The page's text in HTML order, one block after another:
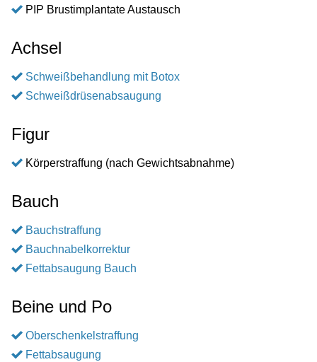
PIP Brustimplantate Austausch
Achsel
Schweißbehandlung mit Botox
Schweißdrüsenabsaugung
Figur
Körperstraffung (nach Gewichtsabnahme)
Bauch
Bauchstraffung
Bauchnabelkorrektur
Fettabsaugung Bauch
Beine und Po
Oberschenkelstraffung
Fettabsaugung